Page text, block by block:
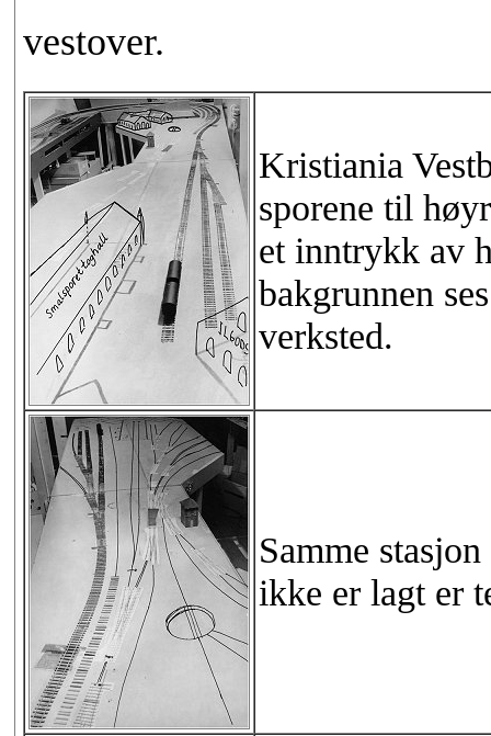
vestover.
Kristiania
sporene til
et inntrykk av
bakgrunnen
verksted.
Samme
ikke er lagt er